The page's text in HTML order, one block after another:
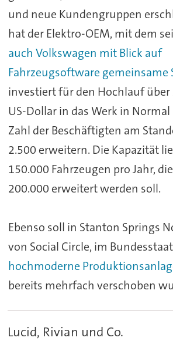
und neue Kundengruppen
hat der Elektro-OEM, mit dem
auch Volkswagen mit Blick auf
Fahrzeugsoftware gemeinsame
investiert für den Hochlauf
US-Dollar in das Werk in
Zahl der Beschäftigten am
2.500 erweitern. Die Kapazität
150.000 Fahrzeugen pro Jahr,
200.000 erweitert werden soll.
Ebenso soll in Stanton Springs
von Social Circle, im
hochmoderne
bereits mehrfach verschoben
Lucid, Rivian und Co.